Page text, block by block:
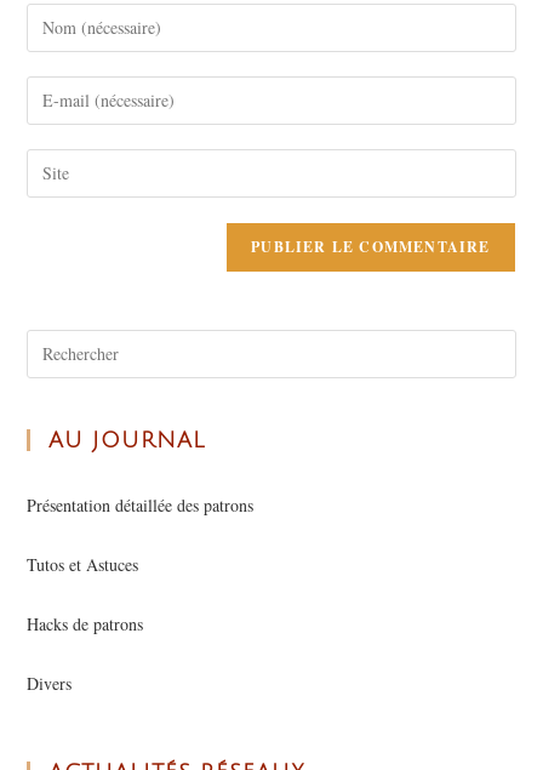
AU JOURNAL
Présentation détaillée des patrons
Tutos et Astuces
Hacks de patrons
Divers